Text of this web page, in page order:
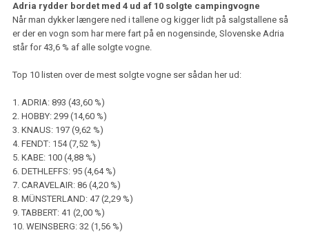
Adria rydder bordet med 4 ud af 10 solgte campingvogne
Når man dykker længere ned i tallene og kigger lidt på salgstallene så
er der en vogn som har mere fart på en nogensinde, Slovenske Adria
står for 43,6 % af alle solgte vogne.
Top 10 listen over de mest solgte vogne ser sådan her ud:
1. ADRIA: 893 (43,60 %)
2. HOBBY: 299 (14,60 %)
3. KNAUS: 197 (9,62 %)
4. FENDT: 154 (7,52 %)
5. KABE: 100 (4,88 %)
6. DETHLEFFS: 95 (4,64 %)
7. CARAVELAIR: 86 (4,20 %)
8. MÜNSTERLAND: 47 (2,29 %)
9. TABBERT: 41 (2,00 %)
10. WEINSBERG: 32 (1,56 %)